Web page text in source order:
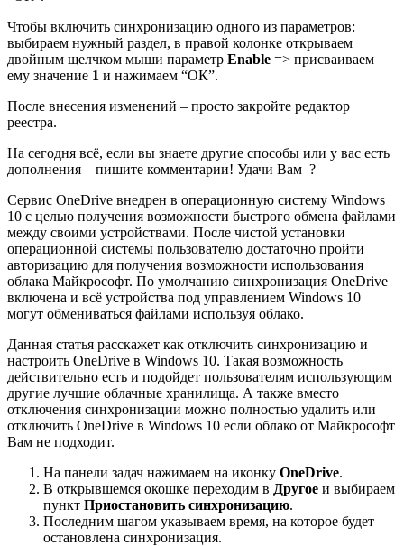
Чтобы включить синхронизацию одного из параметров:
выбираем нужный раздел, в правой колонке открываем
двойным щелчком мыши параметр Enable => присваиваем
ему значение 1 и нажимаем “ОК”.
После внесения изменений – просто закройте редактор
реестра.
На сегодня всё, если вы знаете другие способы или у вас есть
дополнения – пишите комментарии! Удачи Вам ?
Сервис OneDrive внедрен в операционную систему Windows
10 с целью получения возможности быстрого обмена файлами
между своими устройствами. После чистой установки
операционной системы пользователю достаточно пройти
авторизацию для получения возможности использования
облака Майкрософт. По умолчанию синхронизация OneDrive
включена и всё устройства под управлением Windows 10
могут обмениваться файлами используя облако.
Данная статья расскажет как отключить синхронизацию и
настроить OneDrive в Windows 10. Такая возможность
действительно есть и подойдет пользователям использующим
другие лучшие облачные хранилища. А также вместо
отключения синхронизации можно полностью удалить или
отключить OneDrive в Windows 10 если облако от Майкрософт
Вам не подходит.
На панели задач нажимаем на иконку OneDrive.
В открывшемся окошке переходим в Другое и выбираем
пункт Приостановить синхронизацию.
Последним шагом указываем время, на которое будет
остановлена синхронизация.